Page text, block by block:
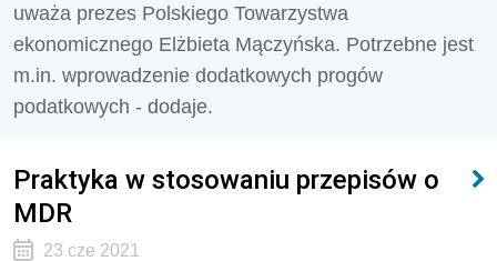
uważa prezes Polskiego Towarzystwa
ekonomicznego Elżbieta Mączyńska. Potrzebne jest
m.in. wprowadzenie dodatkowych progów
podatkowych - dodaje.
Praktyka w stosowaniu przepisów o
MDR
23 cze 2021